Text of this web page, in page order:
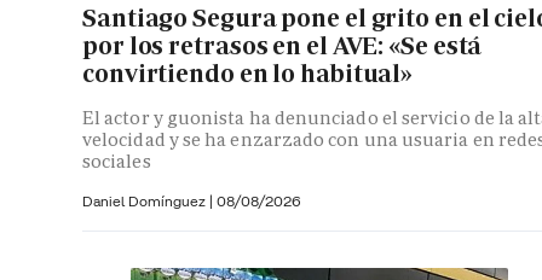
Santiago Segura pone el grito en el
por los retrasos en el AVE: «Se está
convirtiendo en lo habitual»
El actor y guonista ha denunciado el servicio de la
velocidad y se ha enzarzado con una usuaria en
sociales
Daniel Domínguez | 08/08/2026